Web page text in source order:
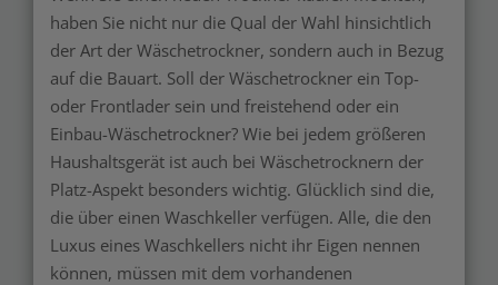
haben Sie nicht nur die Qual der Wahl hinsichtlich
der Art der Wäschetrockner, sondern auch in Bezug
auf die Bauart. Soll der Wäschetrockner ein Top-
oder Frontlader sein und freistehend oder ein
Einbau-Wäschetrockner? Wie bei jedem größeren
Haushaltsgerät ist auch bei Wäschetrocknern der
Platz-Aspekt besonders wichtig. Glücklich sind die,
die über einen Waschkeller verfügen. Alle, die den
Luxus eines Waschkellers nicht ihr Eigen nennen
können, müssen mit dem vorhandenen